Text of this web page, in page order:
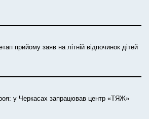
прийому заяв на літній відпочинок дітей
у Черкасах запрацював центр «ТЯЖ»